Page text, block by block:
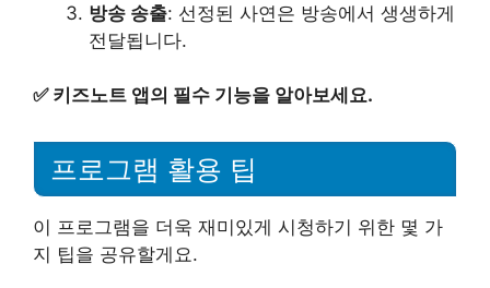
방송 송출: 선정된 사연은 방송에서 생생하게
전달됩니다.
✅ 키즈노트 앱의 필수 기능을 알아보세요.
프로그램 활용 팁
이 프로그램을 더욱 재미있게 시청하기 위한 몇 가
지 팁을 공유할게요.